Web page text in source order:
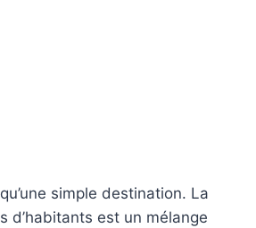
simple destination. La
d’habitants est un mélange